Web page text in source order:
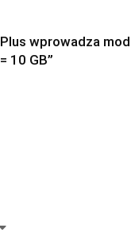
Plus wprowadza
= 10 GB”